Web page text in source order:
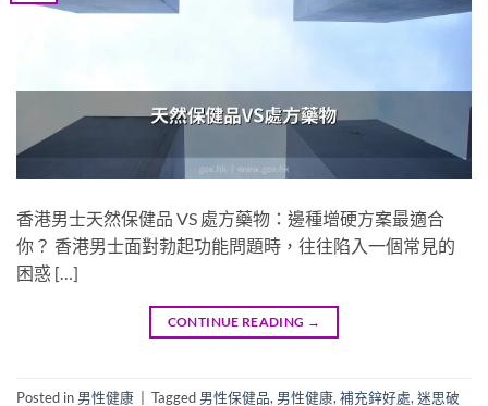
香港男士天然保健品 VS 處方藥物：邊種增硬方案最適合
你？ 香港男士面對勃起功能問題時，往往陷入一個常見的
困惑 […]
CONTINUE READING →
Posted in 男性健康 Tagged 男性保健品, 男性健康, 補充鋅好處, 迷思破